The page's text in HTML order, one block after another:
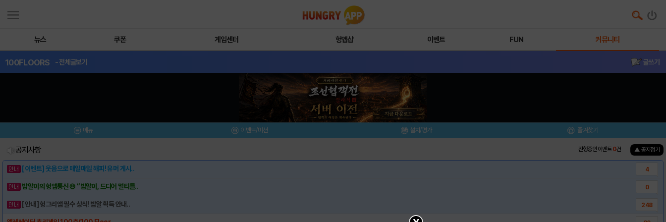
뉴스 쿠폰 게임센터 헝앱샵 이벤트 FUN 커뮤니티
100FLOORS - 전체글보기 글쓰기
메뉴 이벤트/미션 설치/평가 즐겨찾기
공지사항 진행중인 이벤트0건 ▲ 공지접기
[이벤트] 웃음으로 매일매일 해피! 유머 게시.. 4
밥알이의 헝앱통신 ⑲ “밥알이, 드디어 멀티를.. 0
[안내] 헝그리앱 필수 상식! 밥알 획득 안내.. 248